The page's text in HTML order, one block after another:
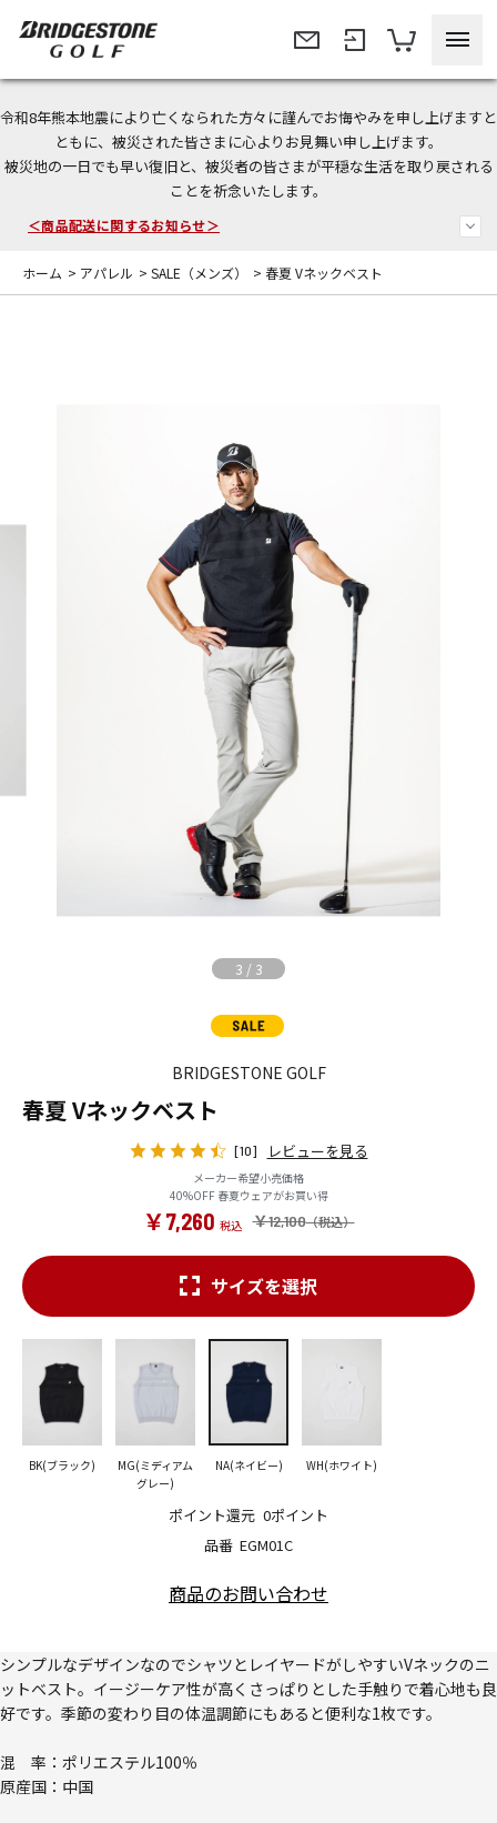
令和8年熊本地震により亡くなられた方々に謹んでお悔やみを申し上げますと
ともに、被災された皆さまに心よりお見舞い申し上げます。
被災地の一日でも早い復旧と、被災者の皆さまが平穏な生活を取り戻される
ことを祈念いたします。
＜夏季休暇中のご注文・発送・お問い合わせ＞
今なら新規会員登録で1,000円OFFクーポンプレゼント！
＜商品配送に関するお知らせ＞
ホーム > アパレル > SALE（メンズ） > 春夏 Vネックベスト
3 / 3
BRIDGESTONE GOLF
春夏 Vネックベスト
[10] レビューを見る
メーカー希望小売価格
40%OFF 春夏ウェアがお買い得
￥12,100
￥7,260
品番 EGM01C
ポイント還元 0ポイント
サイズを選択
BK(ブラック)
MG(ミディアム
グレー)
NA(ネイビー) WH(ホワイト)
商品のお問い合わせ
シンプルなデザインなのでシャツとレイヤードがしやすいVネックのニ
ットベスト。イージーケア性が高くさっぱりとした手触りで着心地も良
好です。季節の変わり目の体温調節にもあると便利な1枚です。
混 率：ポリエステル100％
原産国：中国